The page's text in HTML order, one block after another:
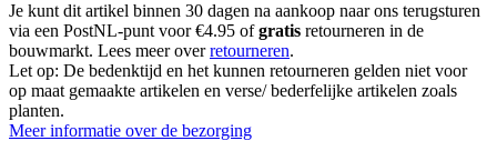
Je kunt dit artikel binnen 30 dagen na aankoop naar ons terugsturen
via een PostNL-punt voor €4.95 ofgratis retourneren in de
bouwmarkt. Lees meer overretourneren.
Let op: De bedenktijd en het kunnen retourneren gelden niet voor
op maat gemaakte artikelen en verse/ bederfelijke artikelen zoals
planten.
Meer informatie over de bezorging